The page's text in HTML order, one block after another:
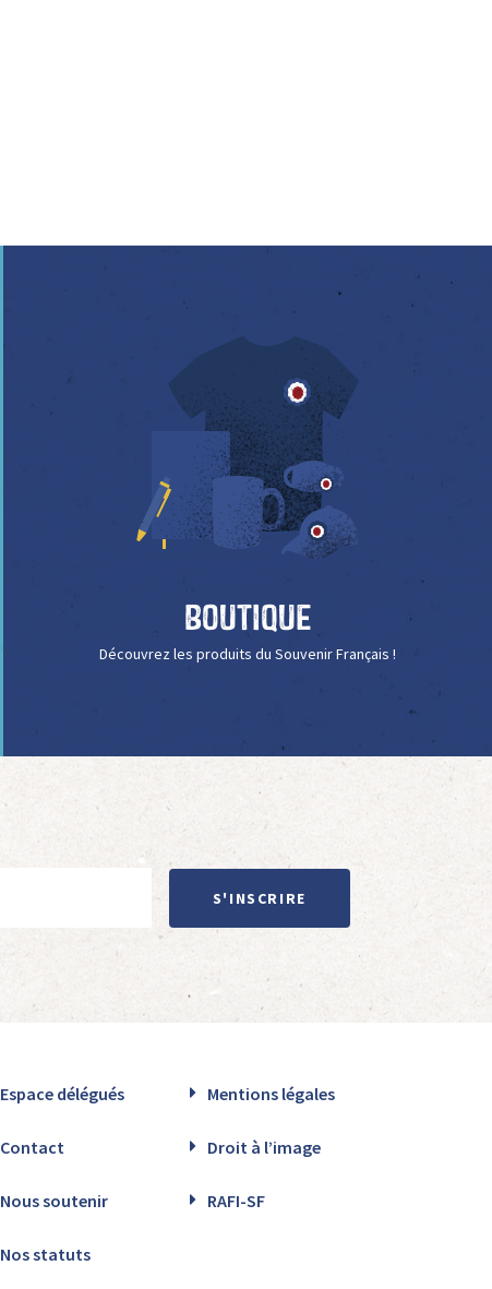
Boutique
Découvrez les produits du Souvenir Français !
S'INSCRIRE
Espace délégués Mentions légales
Contact Droit à l’image
Nous soutenir RAFI-SF
Nos statuts